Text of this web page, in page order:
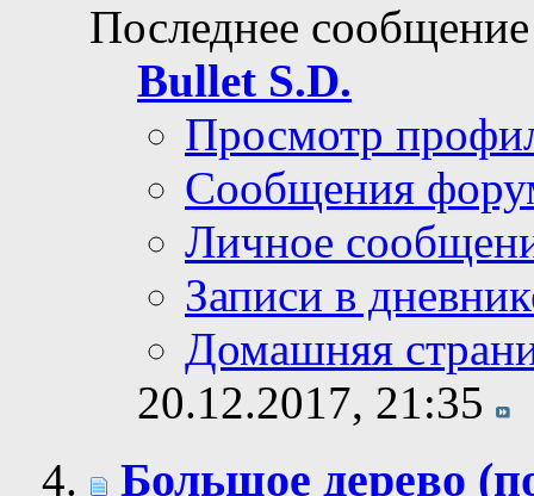
Последнее
Bullet S.D.
Просмотр
Сообщения
Личное
Записи в
Домашняя
20.12.2017, 21:35
Большое дерево